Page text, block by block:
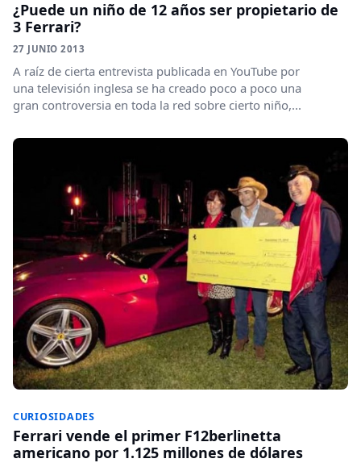
¿Puede un niño de 12 años ser propietario de
3 Ferrari?
27 JUNIO 2013
A raíz de cierta entrevista publicada en YouTube por
una televisión inglesa se ha creado poco a poco una
gran controversia en toda la red sobre cierto niño,...
CURIOSIDADES
Ferrari vende el primer F12berlinetta
americano por 1.125 millones de dólares